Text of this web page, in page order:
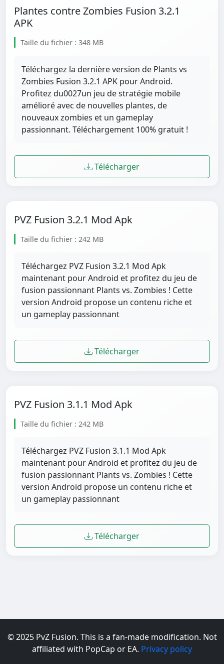
Plantes contre Zombies Fusion 3.2.1
APK
Taille du fichier : 348 MB
Téléchargez la dernière version de Plants vs
Zombies Fusion 3.2.1 APK pour Android.
Profitez du0027un jeu de stratégie mobile
amélioré avec de nouvelles plantes, de
nouveaux zombies et un gameplay
passionnant. Téléchargement 100% gratuit !
Télécharger
PVZ Fusion 3.2.1 Mod Apk
Taille du fichier : 242 MB
Téléchargez PVZ Fusion 3.2.1 Mod Apk
maintenant pour Android et profitez du jeu de
fusion passionnant Plants vs. Zombies ! Cette
version Android propose un contenu riche et
un gameplay passionnant
Télécharger
PVZ Fusion 3.1.1 Mod Apk
Taille du fichier : 242 MB
Téléchargez PVZ Fusion 3.1.1 Mod Apk
maintenant pour Android et profitez du jeu de
fusion passionnant Plants vs. Zombies ! Cette
version Android propose un contenu riche et
un gameplay passionnant
Télécharger
© 2025 PvZ Fusion. This is a fan-made modification. Not
affiliated with PopCap or EA. Privacy policy